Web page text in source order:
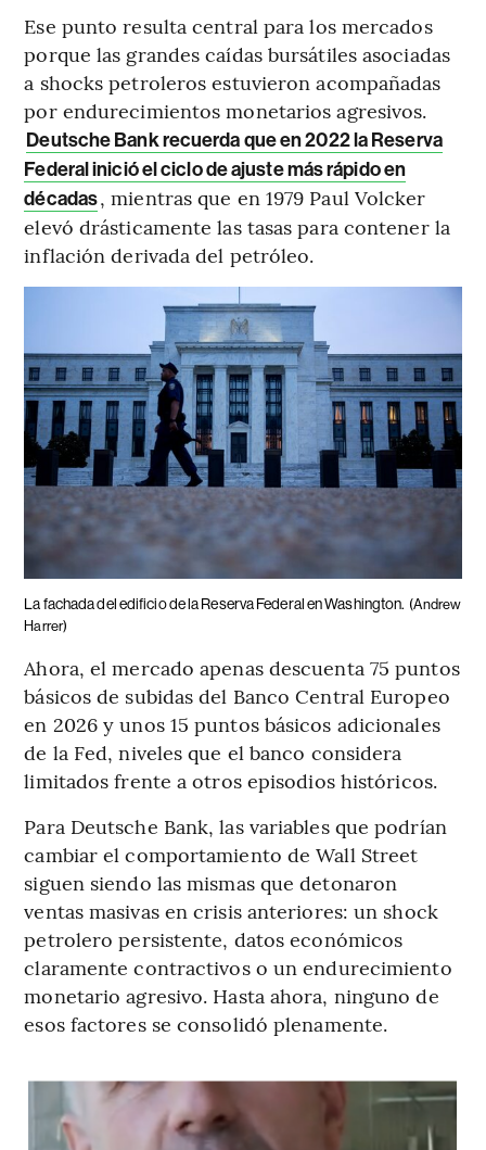
Ese punto resulta central para los mercados
porque las grandes caídas bursátiles asociadas
a shocks petroleros estuvieron acompañadas
por endurecimientos monetarios agresivos.
Deutsche Bank recuerda que en 2022 la Reserva
Federal inició el ciclo de ajuste más rápido en
décadas, mientras que en 1979 Paul Volcker
elevó drásticamente las tasas para contener la
inflación derivada del petróleo.
La fachada del edificio de la Reserva Federal en Washington. (Andrew
Harrer)
Ahora, el mercado apenas descuenta 75 puntos
básicos de subidas del Banco Central Europeo
en 2026 y unos 15 puntos básicos adicionales
de la Fed, niveles que el banco considera
limitados frente a otros episodios históricos.
Para Deutsche Bank, las variables que podrían
cambiar el comportamiento de Wall Street
siguen siendo las mismas que detonaron
ventas masivas en crisis anteriores: un shock
petrolero persistente, datos económicos
claramente contractivos o un endurecimiento
monetario agresivo. Hasta ahora, ninguno de
esos factores se consolidó plenamente.